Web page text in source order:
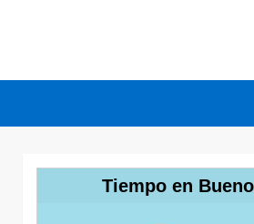
Tiempo en